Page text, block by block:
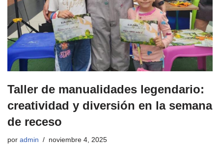
Taller de manualidades legendario:
creatividad y diversión en la semana
de receso
por admin noviembre 4, 2025